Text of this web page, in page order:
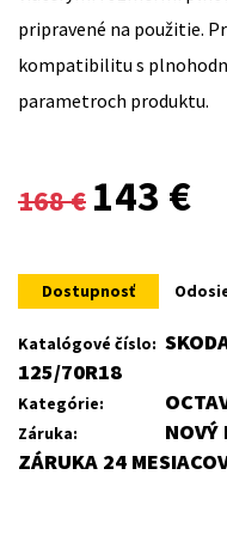
pripravené na použitie.
kompatibilitu s
parametroch produktu.
168€
Original
was:
168 €.
143 €
is:
Dostupnosť
Katalógové číslo:
125/70R18
Kategórie:
Záruka:
NOVÝ
ZÁRUKA 24